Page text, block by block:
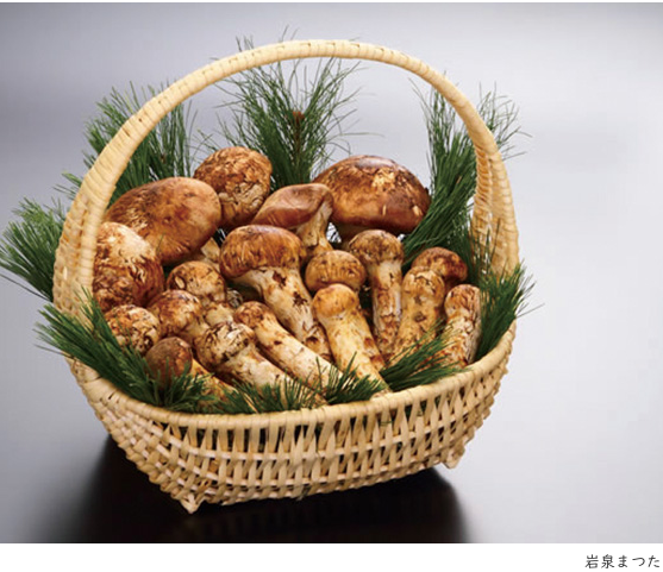
岩泉まつ